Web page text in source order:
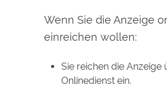
Wenn Sie die Anzeige
einreichen wollen:
Sie reichen die Anzeige
Onlinedienst ein.